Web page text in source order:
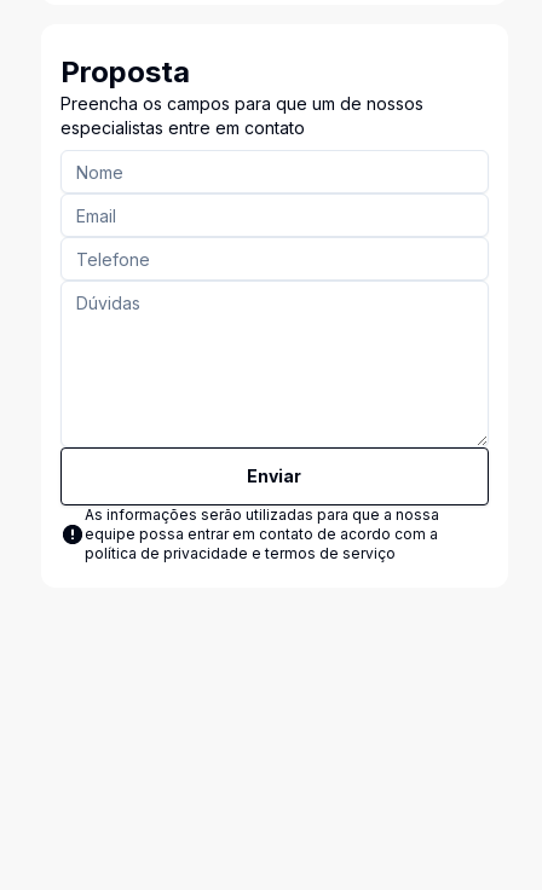
Proposta
Preencha os campos para que um de nossos
especialistas entre em contato
Enviar
As informações serão utilizadas para que a nossa
equipe possa entrar em contato de acordo com a
política de privacidade e termos de serviço